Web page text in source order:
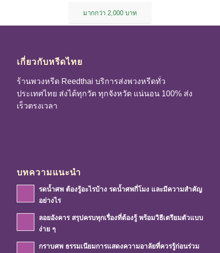
มากกว่า 2,000 บาท
เกี่ยวกับหรีดไทย
ร้านพวงหรีด Reedthai บริการส่งพวงหรีดทั่ว
ประเทศไทย ส่งได้ทุกวัด ทุกจังหวัด แน่นอน 100% ส่ง
เร็วตรงเวลา
บทความแนะนำ
รดน้ำศพ ต้องรู้อะไรบ้าง รดน้ำศพกี่โมง และมีความสำคัญ
อย่างไร
ลอยอังคาร สรุปครบทุกเรื่องที่ต้องรู้ พร้อมวิธีเตรียมตัวแบบ
ง่าย ๆ
กราบศพ ธรรมเนียมการแสดงความอาลัยที่ควรรู้ก่อนร่วม